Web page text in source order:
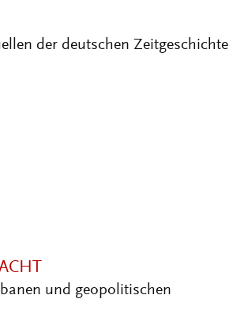
der deutschen Zeitgeschichte
und geopolitischen